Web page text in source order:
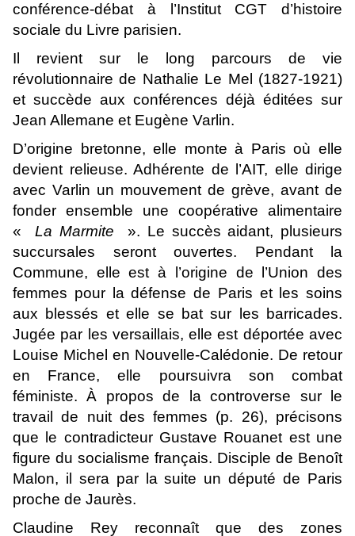
conférence-débat à l’Institut CGT d’histoire
sociale du Livre parisien.
Il revient sur le long parcours de vie
révolutionnaire de Nathalie Le Mel (1827-1921)
et succède aux conférences déjà éditées sur
Jean Allemane et Eugène Varlin.
D’origine bretonne, elle monte à Paris où elle
devient relieuse. Adhérente de l’AIT, elle dirige
avec Varlin un mouvement de grève, avant de
fonder ensemble une coopérative alimentaire
«
La Marmite
». Le succès aidant, plusieurs
succursales seront ouvertes. Pendant la
Commune, elle est à l’origine de l’Union des
femmes pour la défense de Paris et les soins
aux blessés et elle se bat sur les barricades.
Jugée par les versaillais, elle est déportée avec
Louise Michel en Nouvelle-Calédonie. De retour
en France, elle poursuivra son combat
féministe. À propos de la controverse sur le
travail de nuit des femmes (p. 26), précisons
que le contradicteur Gustave Rouanet est une
figure du socialisme français. Disciple de Benoît
Malon, il sera par la suite un député de Paris
proche de Jaurès.
Claudine Rey reconnaît que des zones